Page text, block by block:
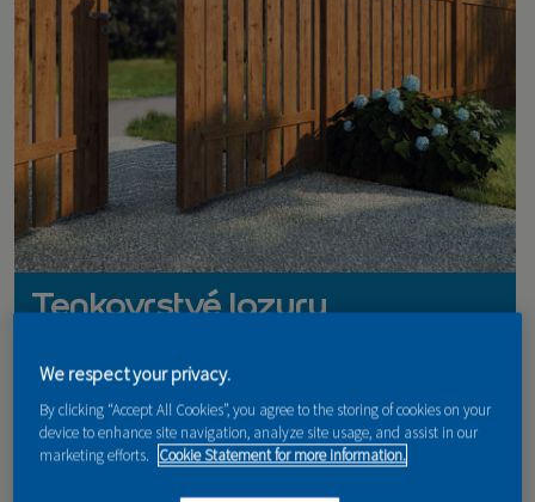
Tenkovrstvé lazury
We respect your privacy.
By clicking “Accept All Cookies”, you agree to the storing of cookies on your
device to enhance site navigation, analyze site usage, and assist in our
marketing efforts. Cookie Statement for more information.